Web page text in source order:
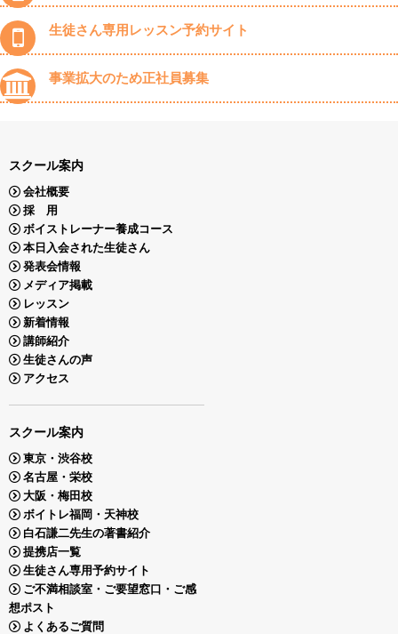
生徒さん専用レッスン予約サイト
事業拡大のため正社員募集
スクール案内
会社概要
採 用
ボイストレーナー養成コース
本日入会された生徒さん
発表会情報
メディア掲載
レッスン
新着情報
講師紹介
生徒さんの声
アクセス
スクール案内
東京・渋谷校
名古屋・栄校
大阪・梅田校
ボイトレ福岡・天神校
白石謙二先生の著書紹介
提携店一覧
生徒さん専用予約サイト
ご不満相談室・ご要望窓口・ご感
想ポスト
よくあるご質問